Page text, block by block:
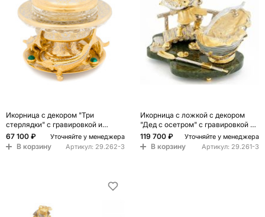
Икорница c декором "Три
стерлядки" с гравировкой и
натуральным камнем Малахит
Decorative Cavair Dishes
67 100 ₽ Уточняйте у менеджера
В корзину Артикул: 29.262-3
Икорница с ложкой с декором
"Дед с осетром" с гравировкой на
подставке из натурального камня
Нефрит Decorative Cavair Dishes
119 700 ₽ Уточняйте у менеджера
В корзину Артикул: 29.261-3